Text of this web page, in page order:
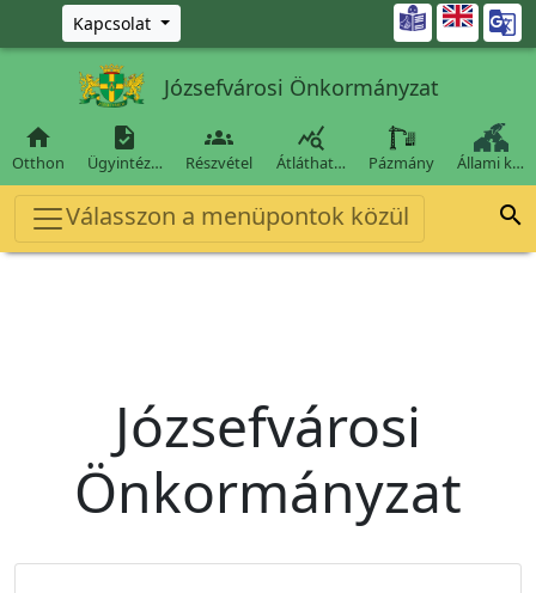
Ugrás a fő tartalomra
Kapcsolat 
Józsefvárosi Önkormányzat

Otthon

Ügyintéz…

Részvétel

Átláthat… Pázmány Állami k…
Válasszon a menüpontok közül 
Józsefvárosi
Önkormányzat